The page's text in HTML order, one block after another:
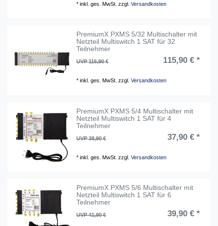
*inkl. ges. MwSt. zzgl.Versandkosten
PremiumX PXMS 5/32 Multischalter mit
Netzteil Multiswitch 1 SAT für 32
Teilnehmer
UVP 116,90 € 115,90 € *
*inkl. ges. MwSt. zzgl.Versandkosten
PremiumX PXMS 5/4 Multischalter mit
Netzteil Multiswitch 1 SAT für 4
Teilnehmer
UVP 38,90 € 37,90 € *
*inkl. ges. MwSt. zzgl.Versandkosten
PremiumX PXMS 5/6 Multischalter mit
Netzteil Multiswitch 1 SAT für 6
Teilnehmer
UVP 41,90 € 39,90 € *